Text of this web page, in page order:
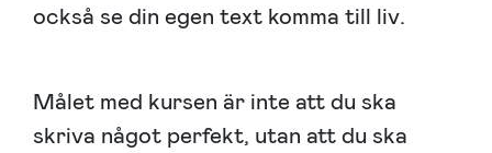
också se din egen text komma till liv.
Målet med kursen är inte att du ska
skriva något perfekt, utan att du ska